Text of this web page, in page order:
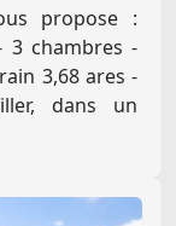
propose :
3 chambres -
3,68 ares -
dans un